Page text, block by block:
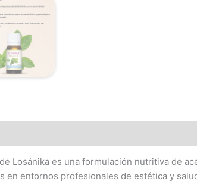
Losánika es una formulación nutritiva de
en entornos profesionales de estética y